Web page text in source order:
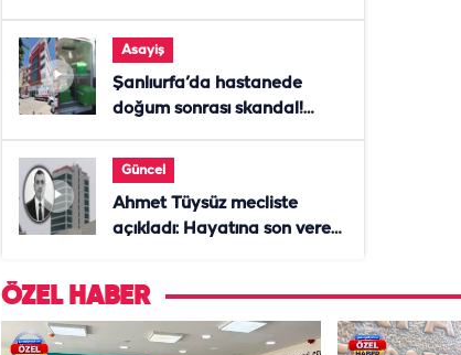
Asayiş
Şanlıurfa’da hastanede
doğum sonrası skandal!
Güncel
Ahmet Tüysüz mecliste
açıkladı: Hayatına son veren
ÖZEL HABER